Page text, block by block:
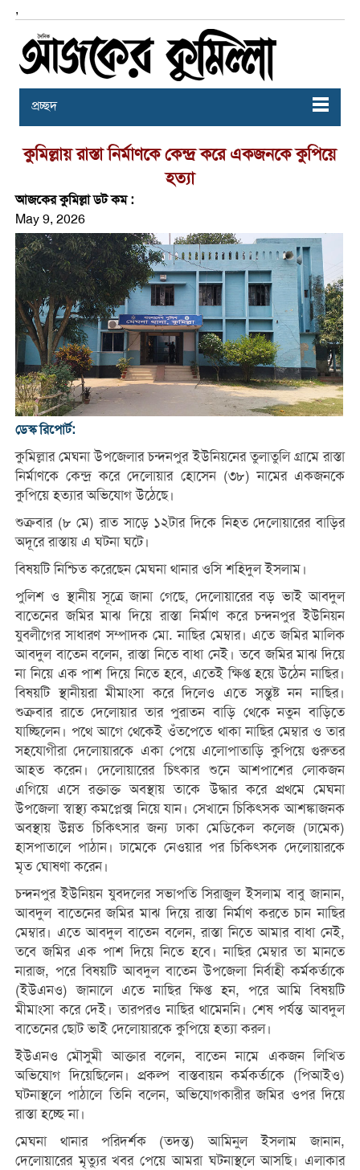
,
প্রচ্ছদ
কুমিল্লায় রাস্তা নির্মাণকে কেন্দ্র করে একজনকে কুপিয়ে
হত্যা
আজকের কুমিল্লা ডট কম :
May 9, 2026
ডেস্ক রিপোর্ট:
কুমিল্লার মেঘনা উপজেলার চন্দনপুর ইউনিয়নের তুলাতুলি গ্রামে রাস্তা
নির্মাণকে কেন্দ্র করে দেলোয়ার হোসেন (৩৮) নামের একজনকে
কুপিয়ে হত্যার অভিযোগ উঠেছে।
শুক্রবার (৮ মে) রাত সাড়ে ১২টার দিকে নিহত দেলোয়ারের বাড়ির
অদূরে রাস্তায় এ ঘটনা ঘটে।
বিষয়টি নিশ্চিত করেছেন মেঘনা থানার ওসি শহিদুল ইসলাম।
পুলিশ ও স্থানীয় সূত্রে জানা গেছে, দেলোয়ারের বড় ভাই আবদুল
বাতেনের জমির মাঝ দিয়ে রাস্তা নির্মাণ করে চন্দনপুর ইউনিয়ন
যুবলীগের সাধারণ সম্পাদক মো. নাছির মেম্বার। এতে জমির মালিক
আবদুল বাতেন বলেন, রাস্তা নিতে বাধা নেই। তবে জমির মাঝ দিয়ে
না নিয়ে এক পাশ দিয়ে নিতে হবে, এতেই ক্ষিপ্ত হয়ে উঠেন নাছির।
বিষয়টি স্থানীয়রা মীমাংসা করে দিলেও এতে সন্তুষ্ট নন নাছির।
শুক্রবার রাতে দেলোয়ার তার পুরাতন বাড়ি থেকে নতুন বাড়িতে
যাচ্ছিলেন। পথে আগে থেকেই ওঁতপেতে থাকা নাছির মেম্বার ও তার
সহযোগীরা দেলোয়ারকে একা পেয়ে এলোপাতাড়ি কুপিয়ে গুরুতর
আহত করেন। দেলোয়ারের চিৎকার শুনে আশপাশের লোকজন
এগিয়ে এসে রক্তাক্ত অবস্থায় তাকে উদ্ধার করে প্রথমে মেঘনা
উপজেলা স্বাস্থ্য কমপ্লেক্স নিয়ে যান। সেখানে চিকিৎসক আশঙ্কাজনক
অবস্থায় উন্নত চিকিৎসার জন্য ঢাকা মেডিকেল কলেজ (ঢামেক)
হাসপাতালে পাঠান। ঢামেকে নেওয়ার পর চিকিৎসক দেলোয়ারকে
মৃত ঘোষণা করেন।
চন্দনপুর ইউনিয়ন যুবদলের সভাপতি সিরাজুল ইসলাম বাবু জানান,
আবদুল বাতেনের জমির মাঝ দিয়ে রাস্তা নির্মাণ করতে চান নাছির
মেম্বার। এতে আবদুল বাতেন বলেন, রাস্তা নিতে আমার বাধা নেই,
তবে জমির এক পাশ দিয়ে নিতে হবে। নাছির মেম্বার তা মানতে
নারাজ, পরে বিষয়টি আবদুল বাতেন উপজেলা নির্বাহী কর্মকর্তাকে
(ইউএনও) জানালে এতে নাছির ক্ষিপ্ত হন, পরে আমি বিষয়টি
মীমাংসা করে দেই। তারপরও নাছির থামেননি। শেষ পর্যন্ত আবদুল
বাতেনের ছোট ভাই দেলোয়ারকে কুপিয়ে হত্যা করল।
ইউএনও মৌসুমী আক্তার বলেন, বাতেন নামে একজন লিখিত
অভিযোগ দিয়েছিলেন। প্রকল্প বাস্তবায়ন কর্মকর্তাকে (পিআইও)
ঘটনাস্থলে পাঠালে তিনি বলেন, অভিযোগকারীর জমির ওপর দিয়ে
রাস্তা হচ্ছে না।
মেঘনা থানার পরিদর্শক (তদন্ত) আমিনুল ইসলাম জানান,
দেলোয়ারের মৃত্যুর খবর পেয়ে আমরা ঘটনাস্থলে আসছি। এলাকার